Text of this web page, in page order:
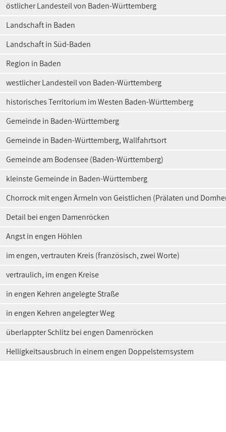
östlicher Landesteil von Baden-Württemberg
Landschaft in Baden
Landschaft in Süd-Baden
Region in Baden
westlicher Landesteil von Baden-Württemberg
historisches Territorium im Westen Baden-Württemberg
Gemeinde in Baden-Württemberg
Gemeinde in Baden-Württemberg, Wallfahrtsort
Gemeinde am Bodensee (Baden-Württemberg)
kleinste Gemeinde in Baden-Württemberg
Chorrock mit engen Ärmeln von Geistlichen (Prälaten und
Detail bei engen Damenröcken
Angst in engen Höhlen
im engen, vertrauten Kreis (französisch, zwei Worte)
vertraulich, im engen Kreise
in engen Kehren angelegte Straße
in engen Kehren angelegter Weg
überlappter Schlitz bei engen Damenröcken
Helligkeitsausbruch in einem engen Doppelsternsystem